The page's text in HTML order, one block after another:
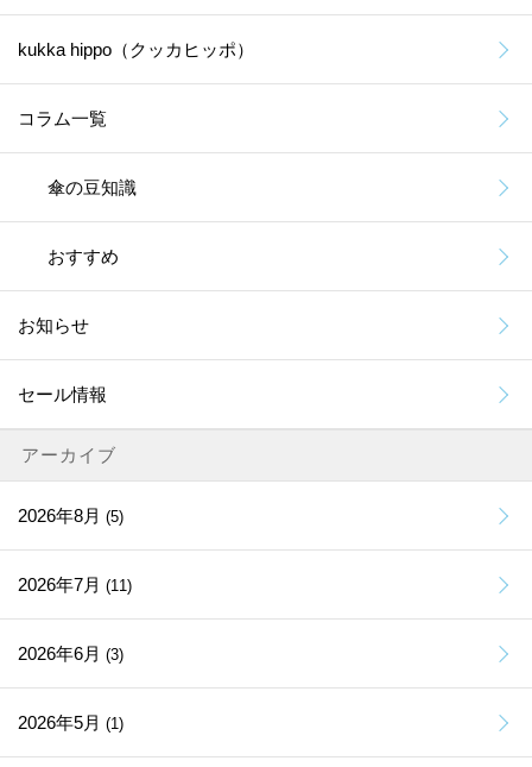
kukka hippo（クッカヒッポ）
コラム一覧
傘の豆知識
おすすめ
お知らせ
セール情報
アーカイブ
2026年8月 (5)
2026年7月 (11)
2026年6月 (3)
2026年5月 (1)